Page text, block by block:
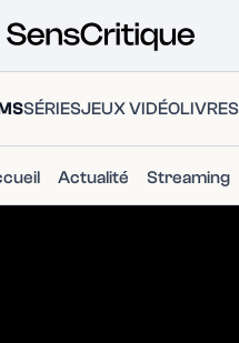
SÉRIESJEUX VIDÉOLIVRES
Actualité Streaming